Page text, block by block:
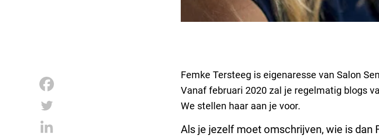
Femke Tersteeg is eigenaresse van Salon
Vanaf februari 2020 zal je regelmatig blogs
We stellen haar aan je voor.
Als je jezelf moet omschrijven, wie is dan